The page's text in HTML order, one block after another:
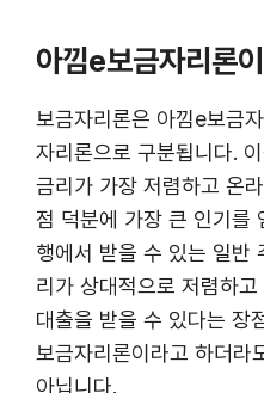
아낌e보금자리론
보금자리론은 아낌e보금
자리론으로 구분됩니다.
금리가 가장 저렴하고 온
점 덕분에 가장 큰 인기를
행에서 받을 수 있는 일반
리가 상대적으로 저렴하
대출을 받을 수 있다는 장
보금자리론이라고 하더라
아닙니다.